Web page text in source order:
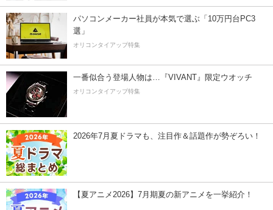
パソコンメーカー社員が本気で選ぶ「10万円台PC3
選」
オリコンタイアップ特集
一番似合う登場人物は…『VIVANT』限定ウオッチ
オリコンタイアップ特集
2026年7月夏ドラマも、注目作＆話題作が勢ぞろい！
【夏アニメ2026】7月期夏の新アニメを一挙紹介！